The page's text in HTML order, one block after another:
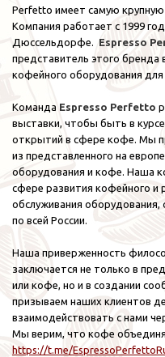
Perfetto имеет самую крупную
Компания работает с 1999
Дюссельдорфе. Espresso
представитель этого бренда
кофейного оборудования
Команда Espresso Perfetto
выставки, чтобы быть в
открытий в сфере кофе. Мы
из представленного на
оборудования и кофе. Наша
сфере развития кофейного и
обслуживания
по всей России.
Наша приверженность
заключается не только в
или кофе, но и в создании
призываем наших клиентов
взаимодействовать с нами
Мы верим, что кофе
https://t.me/